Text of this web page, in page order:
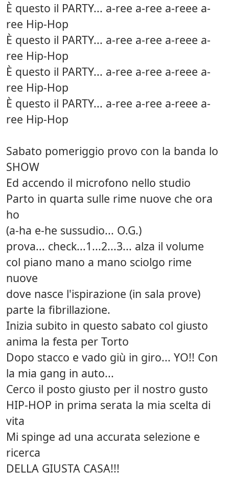
È questo il PARTY... a-ree a-ree a-reee a-
ree Hip-Hop
È questo il PARTY... a-ree a-ree a-reee a-
ree Hip-Hop
È questo il PARTY... a-ree a-ree a-reee a-
ree Hip-Hop
È questo il PARTY... a-ree a-ree a-reee a-
ree Hip-Hop
Sabato pomeriggio provo con la banda lo
SHOW
Ed accendo il microfono nello studio
Parto in quarta sulle rime nuove che ora
ho
(a-ha e-he sussudio... O.G.)
prova... check...1...2...3... alza il volume
col piano mano a mano sciolgo rime
nuove
dove nasce l'ispirazione (in sala prove)
parte la fibrillazione.
Inizia subito in questo sabato col giusto
anima la festa per Torto
Dopo stacco e vado giù in giro... YO!! Con
la mia gang in auto...
Cerco il posto giusto per il nostro gusto
HIP-HOP in prima serata la mia scelta di
vita
Mi spinge ad una accurata selezione e
ricerca
DELLA GIUSTA CASA!!!